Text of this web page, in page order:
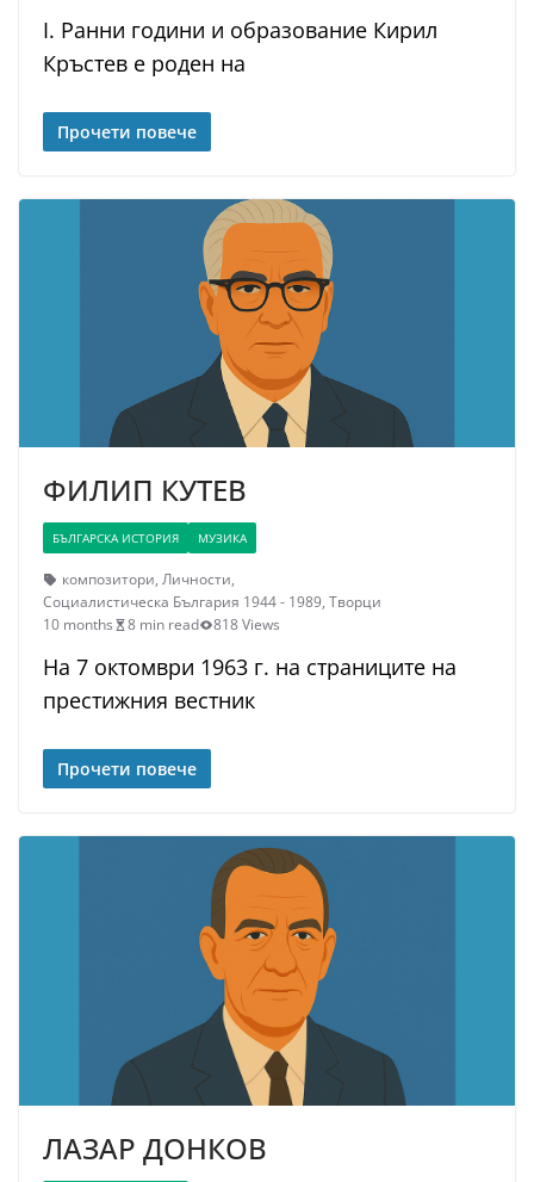
I. Ранни години и образование Кирил
Кръстев е роден на
Прочети повече
ФИЛИП КУТЕВ
БЪЛГАРСКА ИСТОРИЯ МУЗИКА
композитори, Личности,
Социалистическа България 1944 - 1989, Творци
10 months
8 min read 818 Views
На 7 октомври 1963 г. на страниците на
престижния вестник
Прочети повече
ЛАЗАР ДОНКОВ